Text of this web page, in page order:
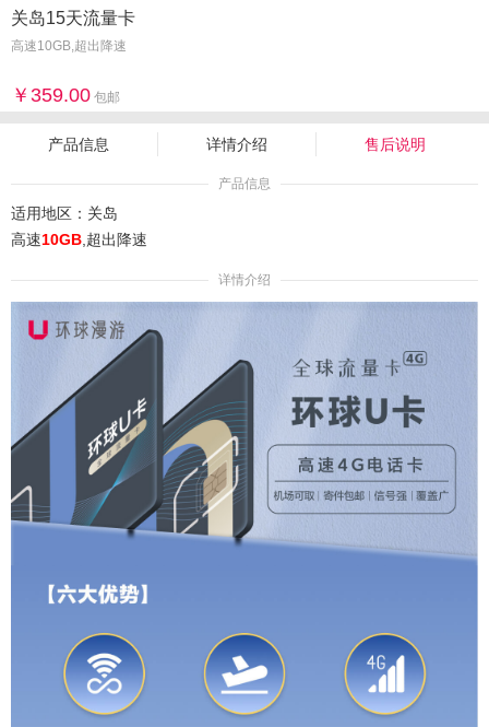
关岛15天流量卡
高速10GB,超出降速
359.00 包邮
产品信息 详情介绍 售后说明
产品信息
适用地区：关岛
高速10GB ,超出降速
详情介绍